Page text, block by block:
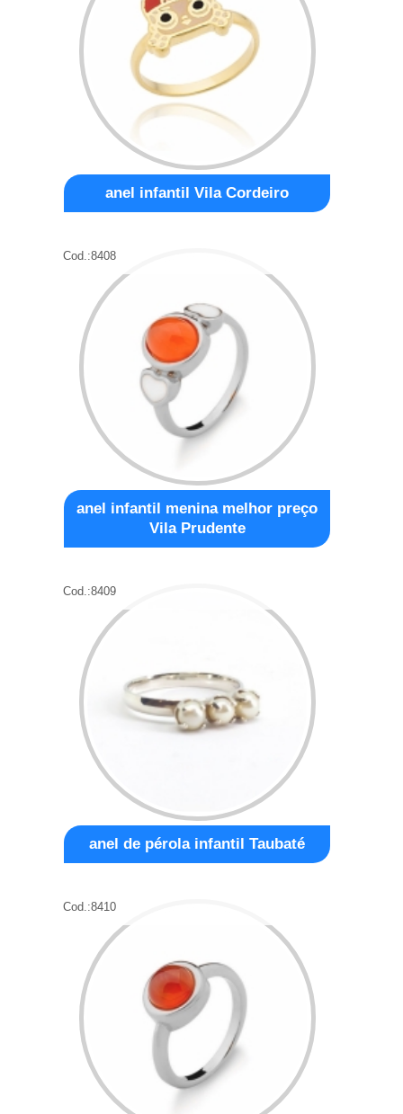
anel infantil Vila Cordeiro
Cod.:8408
anel infantil menina melhor preço
Vila Prudente
Cod.:8409
anel de pérola infantil Taubaté
Cod.:8410